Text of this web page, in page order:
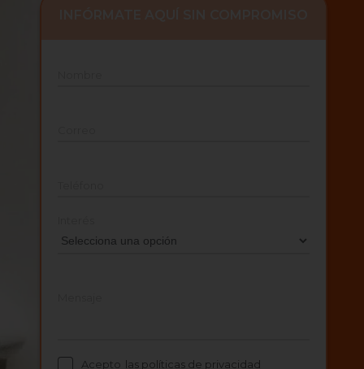
Acepto las políticas de privacidad